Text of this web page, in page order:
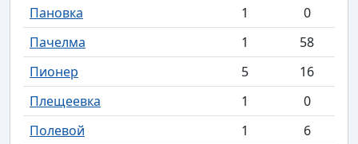
Пановка 1
0
Пачелма
1
58
Пионер
5
16
Плещеевка
1
0
Полевой
1
6